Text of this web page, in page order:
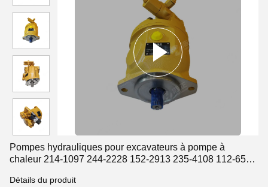
Pompes hydrauliques pour excavateurs à pompe à
chaleur 214-1097 244-2228 152-2913 235-4108 112-6564
Détails du produit